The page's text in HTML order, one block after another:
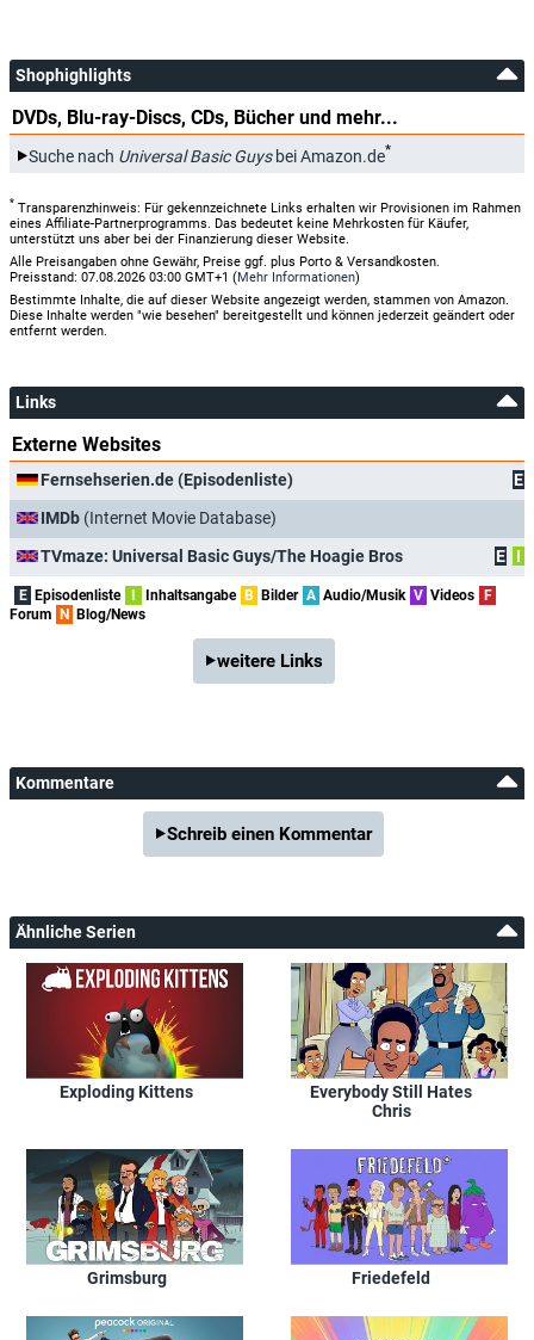
Shophighlights
DVDs, Blu-ray-Discs, CDs, Bücher und mehr...
Suche nach Universal Basic Guysbei Amazon.de*
* Transparenzhinweis: Für gekennzeichnete Links erhalten wir Provisionen im Rahmen
eines Affiliate-Partnerprogramms. Das bedeutet keine Mehrkosten für Käufer,
unterstützt uns aber bei der Finanzierung dieser Website.
Alle Preisangaben ohne Gewähr, Preise ggf. plus Porto & Versandkosten.
Preisstand: 07.08.2026 03:00 GMT+1 (Mehr Informationen)
Bestimmte Inhalte, die auf dieser Website angezeigt werden, stammen von Amazon.
Diese Inhalte werden "wie besehen" bereitgestellt und können jederzeit geändert oder
entfernt werden.
Links
Externe Websites
Fernsehserien.de (Episodenliste)
E
IMDb (Internet Movie Database)
TVmaze: Universal Basic Guys/The Hoagie Bros
E I
E Episodenliste I Inhaltsangabe B Bilder A Audio/Musik V Videos F
Forum N Blog/News
weitere Links
Kommentare
Schreib einen Kommentar
Ähnliche Serien
Exploding Kittens
Everybody Still Hates
Chris
Grimsburg Friedefeld